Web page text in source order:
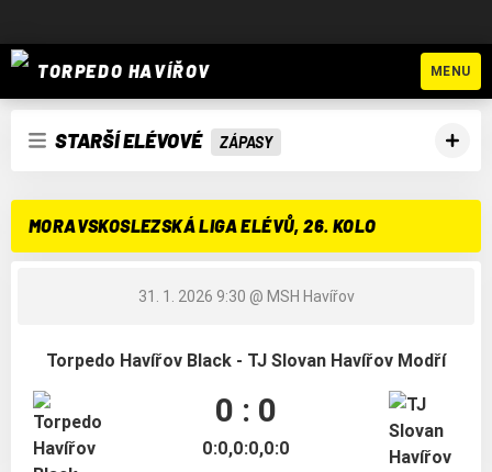
TORPEDO HAVÍŘOV MENU
STARŠÍ ELÉVOVÉ ZÁPASY
MORAVSKOSLEZSKÁ LIGA ELÉVŮ, 26. KOLO
31. 1. 2026 9:30 @ MSH Havířov
Torpedo Havířov Black - TJ Slovan Havířov Modří
0 : 0
0:0,0:0,0:0